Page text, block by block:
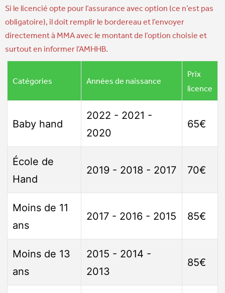
Si le licencié opte pour l’assurance avec option (ce n’est pas
obligatoire), il doit remplir le bordereau et l’envoyer
directement à MMA avec le montant de l’option choisie et
surtout en informer l’AMHHB.
Catégories Années de naissance
Prix
licence
Baby hand
2022 - 2021 -
2020
65€
École de
Hand
2019 - 2018 - 2017 70€
Moins de 11
ans
2017 - 2016 - 2015 85€
Moins de 13
ans
2015 - 2014 -
2013
85€